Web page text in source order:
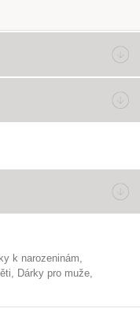
k narozeninám
Dárky pro muže